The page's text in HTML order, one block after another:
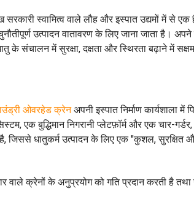
स्वामित्व वाले लौह और इस्पात उद्यमों में से एक
उत्पादन वातावरण के लिए जाना जाता है।
के संचालन में सुरक्षा, दक्षता और स्थिरता बढ़ाने में
ओवरहेड क्रेनअपनी इस्पात निर्माण कार्यशाला
एक बुद्धिमान निगरानी प्लेटफ़ॉर्म और एक चार-
जिससे धातुकर्म उत्पादन के लिए एक "कुशल, सुरक्षित
वाले क्रेनों के अनुप्रयोग को गति प्रदान करती है